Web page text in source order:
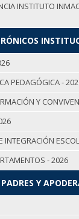
INSTITUTO
PEDAGÓGICA -
Y
- 2026
Y